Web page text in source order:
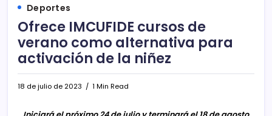
Deportes
Ofrece IMCUFIDE cursos de
verano como alternativa para
activación de la niñez
18 de julio de 2023 1 Min Read